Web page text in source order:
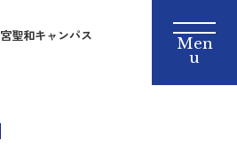
聖和キャンパス